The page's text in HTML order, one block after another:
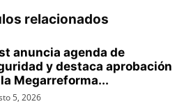
relacionados
anuncia agenda de
y destaca aprobación
Megarreforma...
5, 2026